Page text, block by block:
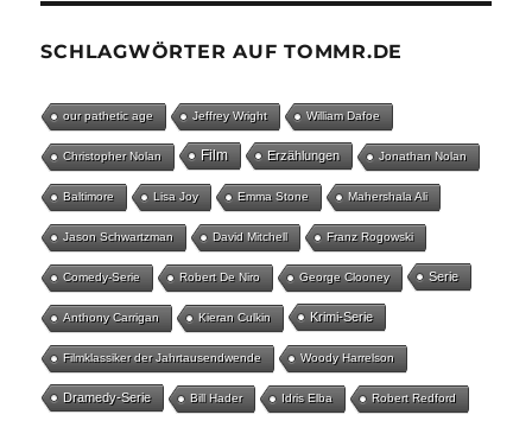
SCHLAGWÖRTER AUF TOMMR.DE
our pathetic age Jeffrey Wright William Dafoe
Christopher Nolan Film Erzählungen Jonathan Nolan
Baltimore Lisa Joy Emma Stone Mahershala Ali
Jason Schwartzman David Mitchell Franz Rogowski
Comedy-Serie Robert De Niro George Clooney Serie
Anthony Carrigan Kieran Culkin Krimi-Serie
Filmklassiker der Jahrtausendwende Woody Harrelson
Dramedy-Serie Bill Hader Idris Elba Robert Redford